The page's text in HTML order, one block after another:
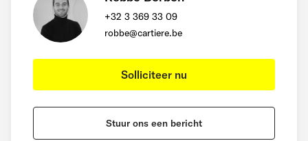
+32 3 369 33 09
robbe@cartiere.be
Solliciteer nu
Stuur ons een bericht